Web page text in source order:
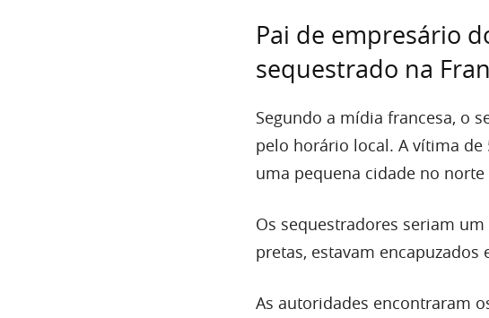
Pai de empresário
sequestrado na
Segundo a mídia francesa, o
pelo horário local. A vítima de
uma pequena cidade no norte
Os sequestradores seriam
pretas, estavam encapuzados
As autoridades encontraram